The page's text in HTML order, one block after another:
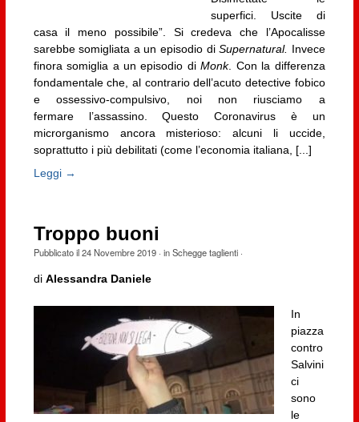
superfici. Uscite di
casa il meno possibile”. Si credeva che l’Apocalisse
sarebbe somigliata a un episodio diSupernatural. Invece
finora somiglia a un episodio diMonk. Con la differenza
fondamentale che, al contrario dell’acuto detective fobico
e ossessivo-compulsivo, noi non riusciamo a
fermare l’assassino. Questo Coronavirus è un
microrganismo ancora misterioso: alcuni li uccide,
soprattutto i più debilitati (come l’economia italiana, [...]
Leggi →
Troppo buoni
Pubblicato il24 Novembre 2019· inSchegge taglienti·
di Alessandra Daniele
In
piazza
contro
Salvini
ci
sono
le